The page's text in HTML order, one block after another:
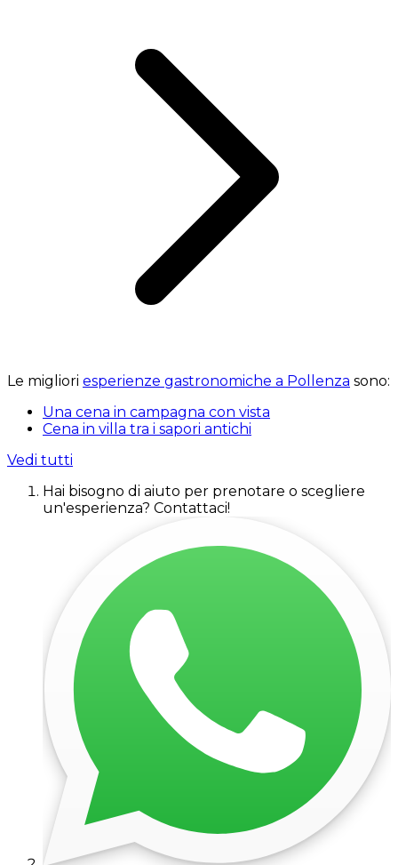
Le migliori esperienze gastronomiche a Pollenza sono:
Una cena in campagna con vista
Cena in villa tra i sapori antichi
Vedi tutti
Hai bisogno di aiuto per prenotare o scegliere
un'esperienza? Contattaci!